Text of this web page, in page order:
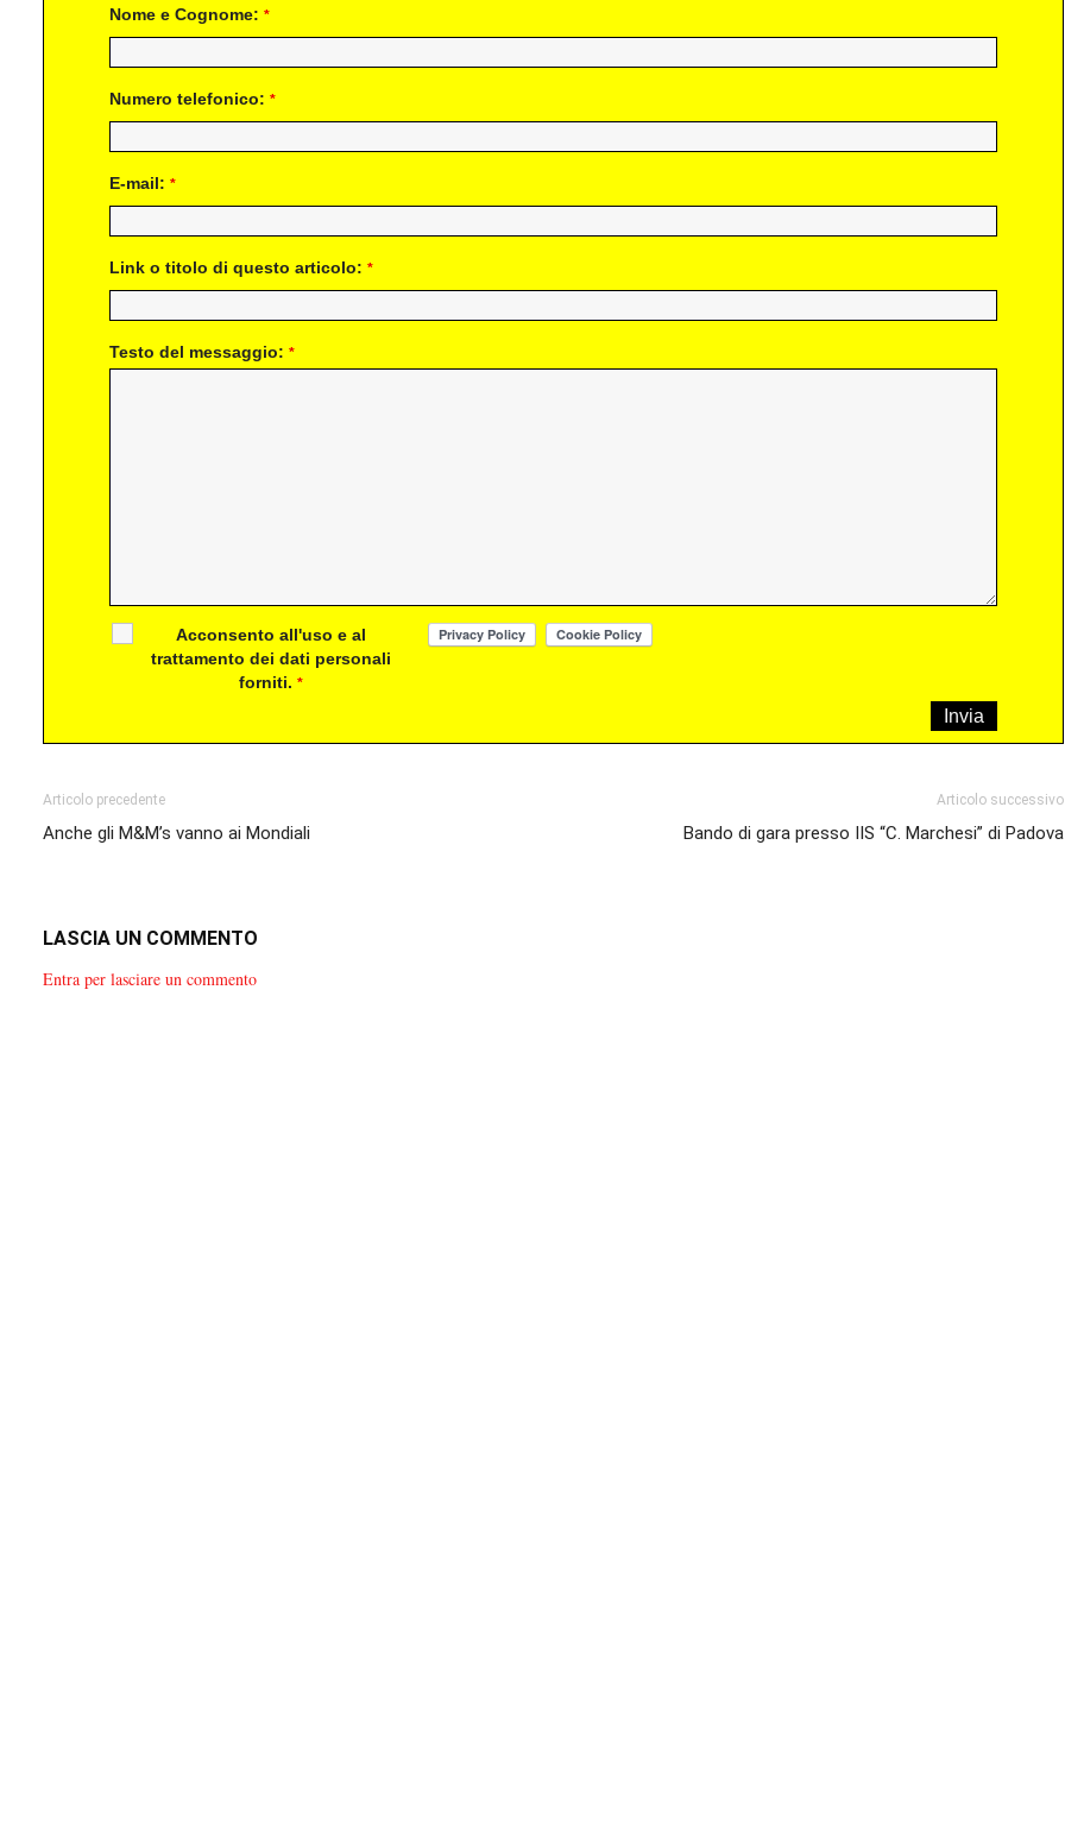
Nome e Cognome: *
Numero telefonico: *
E-mail: *
Link o titolo di questo articolo: *
Testo del messaggio: *
Acconsento all'uso e al
trattamento dei dati personali
forniti.*
Articolo precedente
Anche gli M&M’s vanno ai Mondiali
Articolo successivo
Bando di gara presso IIS “C. Marchesi” di Padova
LASCIA UN COMMENTO
Entra per lasciare un commento